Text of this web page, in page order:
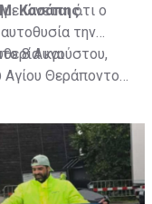
Κασάπης.ότι ο
την
και
8 Αυγούστου,
Θεράποντος